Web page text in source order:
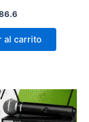
al carrito